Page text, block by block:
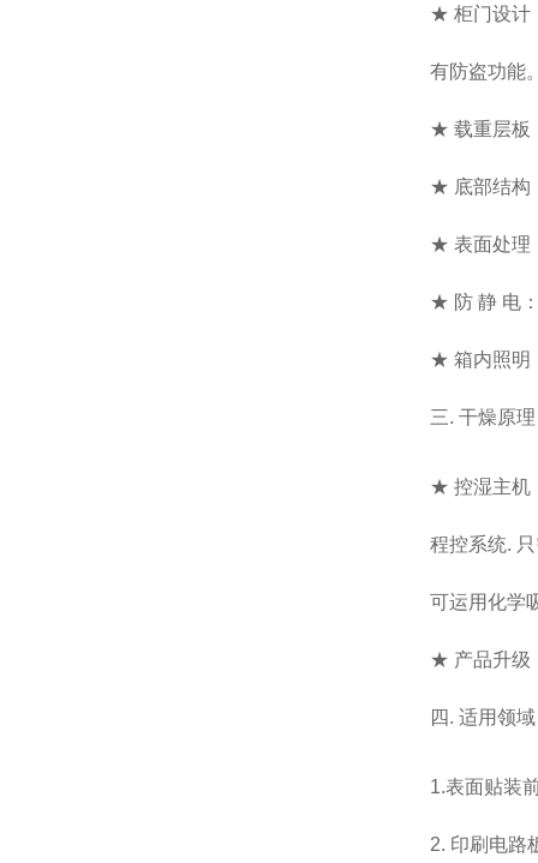
★ 柜门设计
有防盗功能
★ 载重层板
★ 底部结构
★ 表面处理
★ 防 静 电
★ 箱内照明
三. 干燥原
★ 控湿主机
程控系统.
可运用化学
★ 产品升级
四. 适用领
1.表面贴装
2. 印刷电路